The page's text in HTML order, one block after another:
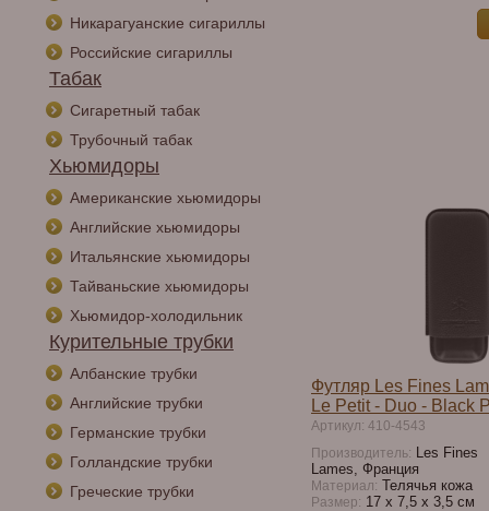
Никарагуанские сигариллы
Российские сигариллы
Табак
Сигаретный табак
Трубочный табак
Хьюмидоры
Американские хьюмидоры
Английские хьюмидоры
Итальянские хьюмидоры
Тайваньские хьюмидоры
Хьюмидор-холодильник
Курительные трубки
Албанские трубки
Английские трубки
Германские трубки
Голландские трубки
Греческие трубки
Футляр Les Fines
Le Petit - Duo - Black
Артикул: 410-4543
Производитель: Les Fines
Lames, Франция
Материал: Телячья кожа
Размер: 17 х 7,5 х 3,5 см